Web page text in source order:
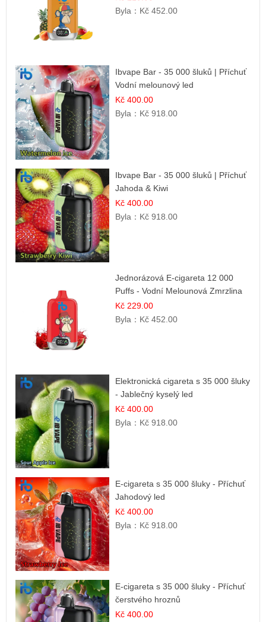
Byla： Kč 452.00
Ibvape Bar - 35 000 šluků | Příchuť
Vodní melounový led
Kč 400.00
Byla： Kč 918.00
Ibvape Bar - 35 000 šluků | Příchuť
Jahoda & Kiwi
Kč 400.00
Byla： Kč 918.00
Jednorázová E-cigareta 12 000
Puffs - Vodní Melounová Zmrzlina
Kč 229.00
Byla： Kč 452.00
Elektronická cigareta s 35 000 šluky
- Jablečný kyselý led
Kč 400.00
Byla： Kč 918.00
E-cigareta s 35 000 šluky - Příchuť
Jahodový led
Kč 400.00
Byla： Kč 918.00
E-cigareta s 35 000 šluky - Příchuť
čerstvého hroznů
Kč 400.00